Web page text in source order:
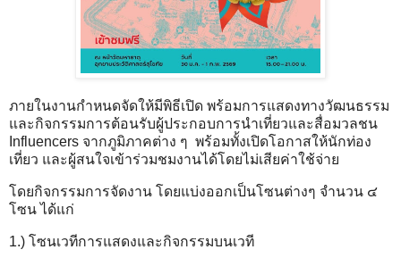
ภายในงานกำหนดจัดให้มีพิธีเปิด พร้อมการแสดงทางวัฒนธรรม
และกิจกรรมการต้อนรับผู้ประกอบการนำเที่ยวและสื่อมวลชน
Influencers จากภูมิภาคต่าง ๆ พร้อมทั้งเปิดโอกาสให้นักท่อง
เที่ยว และผู้สนใจเข้าร่วมชมงานได้โดยไม่เสียค่าใช้จ่าย
โดยกิจกรรมการจัดงาน โดยแบ่งออกเป็นโซนต่างๆ จำนวน ๔
โซน ได้แก่
1.) โซนเวทีการแสดงและกิจกรรมบนเวที